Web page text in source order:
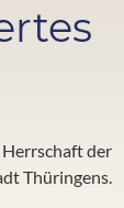
der
Thüringens.